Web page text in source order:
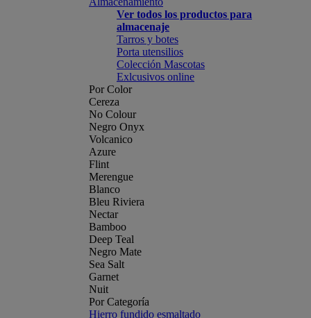
Ver todos los productos para
almacenaje
Tarros y botes
Porta utensilios
Colección Mascotas
Exlcusivos online
Por Color
Cereza
No Colour
Negro Onyx
Volcanico
Azure
Flint
Merengue
Blanco
Bleu Riviera
Nectar
Bamboo
Deep Teal
Negro Mate
Sea Salt
Garnet
Nuit
Por Categoría
Hierro fundido esmaltado